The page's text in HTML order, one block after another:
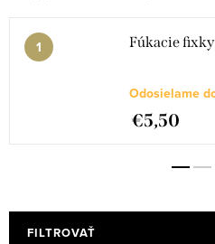
Fúkacie
Odosielame
€5,50
FILTROVAŤ